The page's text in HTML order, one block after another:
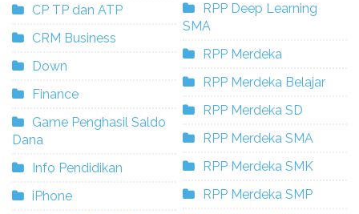
CP TP dan ATP
CRM Business
Down
Finance
Game Penghasil Saldo
Dana
Info Pendidikan
iPhone
RPP Deep Learning
SMA
RPP Merdeka
RPP Merdeka Belajar
RPP Merdeka SD
RPP Merdeka SMA
RPP Merdeka SMK
RPP Merdeka SMP